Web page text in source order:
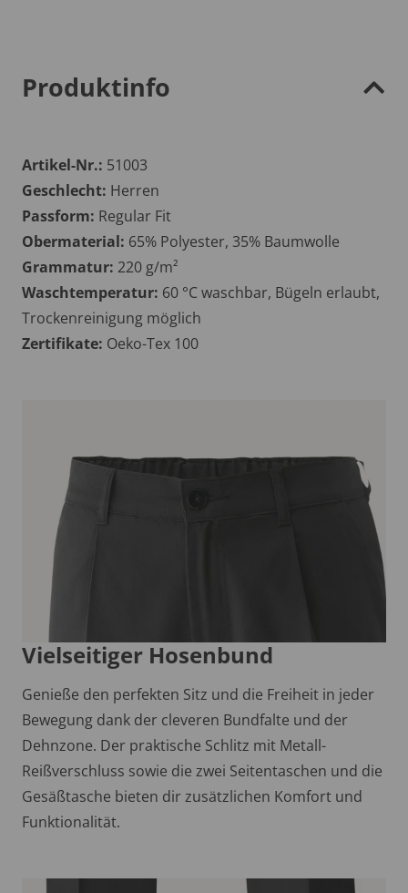
Produktinfo
Artikel-Nr.: 51003
Geschlecht: Herren
Passform: Regular Fit
Obermaterial: 65% Polyester, 35% Baumwolle
Grammatur: 220 g/m²
Waschtemperatur: 60 °C waschbar, Bügeln erlaubt,
Trockenreinigung möglich
Zertifikate: Oeko-Tex 100
Vielseitiger Hosenbund
Genieße den perfekten Sitz und die Freiheit in jeder
Bewegung dank der cleveren Bundfalte und der
Dehnzone. Der praktische Schlitz mit Metall-
Reißverschluss sowie die zwei Seitentaschen und die
Gesäßtasche bieten dir zusätzlichen Komfort und
Funktionalität.